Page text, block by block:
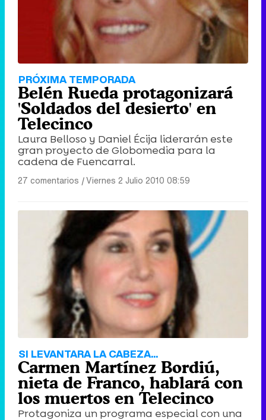
PRÓXIMA TEMPORADA
Belén Rueda protagonizará
'Soldados del desierto' en
Telecinco
Laura Belloso y Daniel Écija liderarán este
gran proyecto de Globomedia para la
cadena de Fuencarral.
27 comentarios |Viernes 2 Julio 2010 08:59
SI LEVANTARA LA CABEZA...
Carmen Martínez Bordiú,
nieta de Franco, hablará con
los muertos en Telecinco
Protagoniza un programa especial con una